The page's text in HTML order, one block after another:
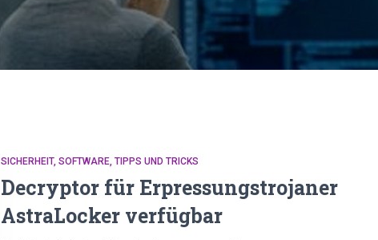
SICHERHEIT SOFTWARE TIPPS UND TRICKS
Decryptor für Erpressungstrojaner
AstraLocker verfügbar